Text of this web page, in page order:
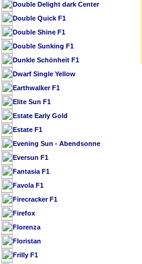
Double Delight dark Center
Double Quick F1
Double Shine F1
Double Sunking F1
Dunkle Schönheit F1
Dwarf Single Yellow
Earthwalker F1
Elite Sun F1
Estate Early Gold
Estate F1
Evening Sun - Abendsonne
Eversun F1
Fantasia F1
Favola F1
Firecracker F1
Firefox
Florenza
Floristan
Frilly F1